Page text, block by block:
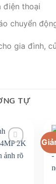
điện thoại
chuyển
gia đình,
TỰ